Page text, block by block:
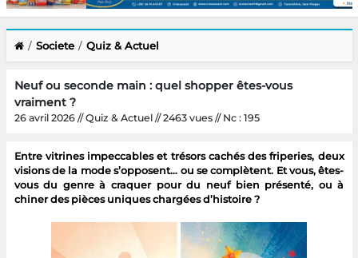
Societe Quiz & Actuel
Neuf ou seconde main : quel shopper êtes-vous
vraiment ?
26 avril 2026 // Quiz & Actuel // 2463 vues // Nc : 195
Entre vitrines impeccables et trésors cachés des friperies, deux
visions de la mode s’opposent… ou se complètent. Et vous, êtes-
vous du genre à craquer pour du neuf bien présenté, ou à
chiner des pièces uniques chargées d’histoire ?